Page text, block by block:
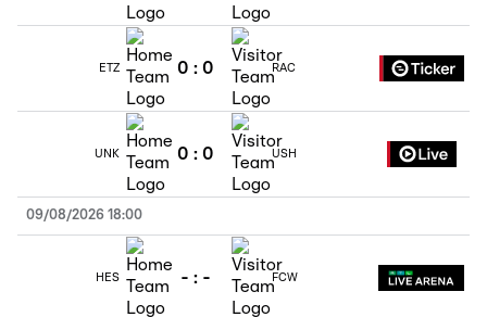
ETZ 0 : 0 RAC
UNK 0 : 0 USH
09/08/2026 18:00
HES - : - FCW